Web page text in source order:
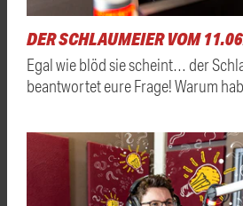
DER SCHLAUMEIER VOM
Egal wie blöd sie scheint… der
beantwortet eure Frage! Warum